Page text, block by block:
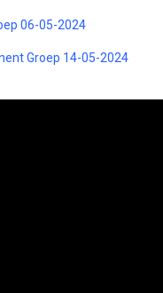
06-05-2024
Groep 14-05-2024